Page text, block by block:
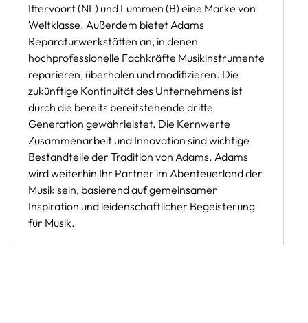
Ittervoort (NL) und Lummen (B) eine Marke von
Weltklasse. Außerdem bietet Adams
Reparaturwerkstätten an, in denen
hochprofessionelle Fachkräfte Musikinstrumente
reparieren, überholen und modifizieren. Die
zukünftige Kontinuität des Unternehmens ist
durch die bereits bereitstehende dritte
Generation gewährleistet. Die Kernwerte
Zusammenarbeit und Innovation sind wichtige
Bestandteile der Tradition von Adams. Adams
wird weiterhin Ihr Partner im Abenteuerland der
Musik sein, basierend auf gemeinsamer
Inspiration und leidenschaftlicher Begeisterung
für Musik.